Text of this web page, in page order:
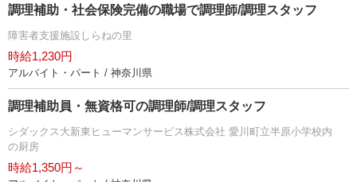
調理補助・社会保険完備の職場で調理師/調理スタッフ
障害者支援施設しらねの里
時給1,230円
アルバイト・パート / 神奈川県
調理補助員・無資格可の調理師/調理スタッフ
シダックス大新東ヒューマンサービス株式会社 愛川町立半原小学校内
の厨房
時給1,350円～